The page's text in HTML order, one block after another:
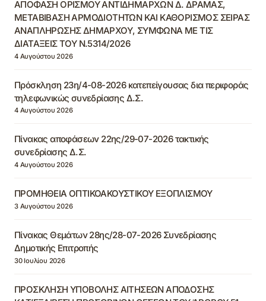
ΑΠΟΦΑΣΗ ΟΡΙΣΜΟΥ ΑΝΤΙΔΗΜΑΡΧΩΝ Δ. ΔΡΑΜΑΣ,
ΜΕΤΑΒΙΒΑΣΗ ΑΡΜΟΔΙΟΤΗΤΩΝ ΚΑΙ ΚΑΘΟΡΙΣΜΟΣ ΣΕΙΡΑΣ
ΑΝΑΠΛΗΡΩΣΗΣ ΔΗΜΑΡΧΟΥ, ΣΥΜΦΩΝΑ ΜΕ ΤΙΣ
ΔΙΑΤΑΞΕΙΣ ΤΟΥ Ν.5314/2026
4 Αυγούστου 2026
Πρόσκληση 23η/4-08-2026 κατεπείγουσας δια περιφοράς
τηλεφωνικώς συνεδρίασης Δ.Σ.
4 Αυγούστου 2026
Πίνακας αποφάσεων 22ης/29-07-2026 τακτικής
συνεδρίασης Δ.Σ.
4 Αυγούστου 2026
ΠΡΟΜΗΘΕΙΑ ΟΠΤΙΚΟΑΚΟΥΣΤΙΚΟΥ ΕΞΟΠΛΙΣΜΟΥ
3 Αυγούστου 2026
Πίνακας Θεμάτων 28ης/28-07-2026 Συνεδρίασης
Δημοτικής Επιτροπής
30 Ιουλίου 2026
ΠΡΟΣΚΛΗΣΗ ΥΠΟΒΟΛΗΣ ΑΙΤΗΣΕΩΝ ΑΠΟΔΟΣΗΣ